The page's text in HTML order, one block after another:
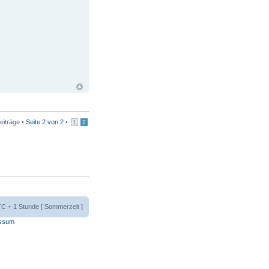
• Seite 2 von 2 • 1 2
+ 1 Stunde [ Sommerzeit ]